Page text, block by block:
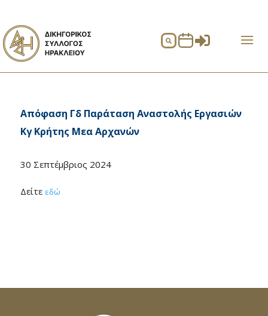
 
Απόφαση Γδ Παράταση Αναστολής Εργασιών
Κγ Κρήτης Μεα Αρχανών
30 Σεπτέμβριος 2024
Δείτε εδώ